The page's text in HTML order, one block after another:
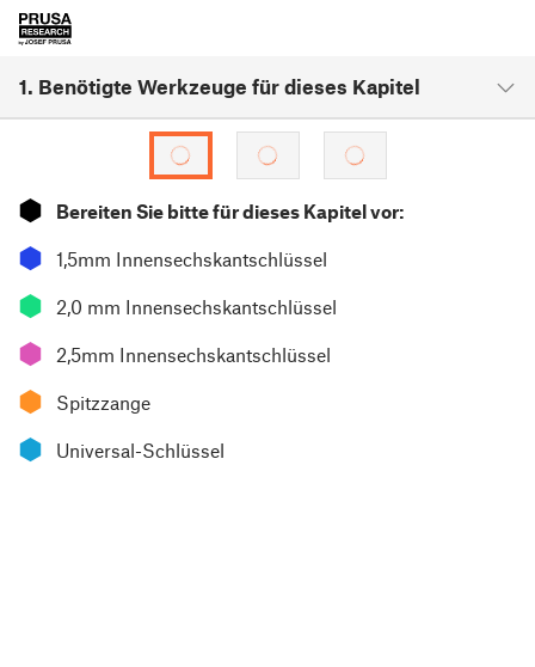
1. Benötigte Werkzeuge für dieses Kapitel
⬢ Bereiten Sie bitte für dieses Kapitel vor:
⬢ 1,5mm Innensechskantschlüssel
⬢ 2,0 mm Innensechskantschlüssel
⬢ 2,5mm Innensechskantschlüssel
⬢ Spitzzange
⬢ Universal-Schlüssel